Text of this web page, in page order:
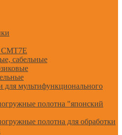
сабельные
для мультифункционального
полотна "японский
полотна для обработки